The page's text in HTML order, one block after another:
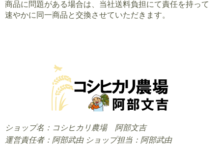
商品に問題がある場合は、当社送料負担にて責任を持って
速やかに同一商品と交換させていただきます。
ショップ名：コシヒカリ農場 阿部文吉
運営責任者：阿部武由 ショップ担当：阿部武由